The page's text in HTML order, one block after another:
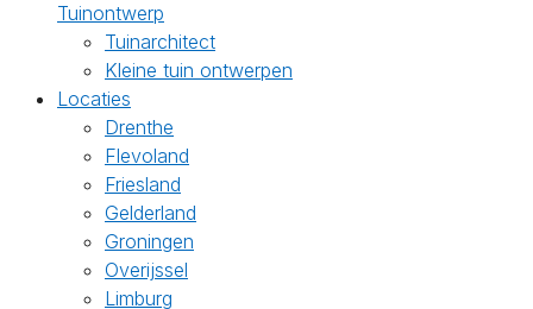
Tuinontwerp
Tuinarchitect
Kleine tuin ontwerpen
Locaties
Drenthe
Flevoland
Friesland
Gelderland
Groningen
Overijssel
Limburg